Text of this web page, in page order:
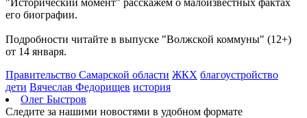
его биографии.
Подробности читайте в выпуске "Волжской коммуны" (12+)
от 14 января.
Правительство Самарской области ЖКХ благоустройство
дети Вячеслав Федорищев история
Олег Быстров
Следите за нашими новостями в удобном формате